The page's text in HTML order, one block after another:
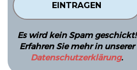
Es wird kein Spam geschickt!
Erfahren Sie mehr in unserer
Datenschutzerklärung.